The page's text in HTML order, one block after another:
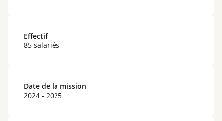
Effectif
85 salariés
Date de la mission
2024 - 2025